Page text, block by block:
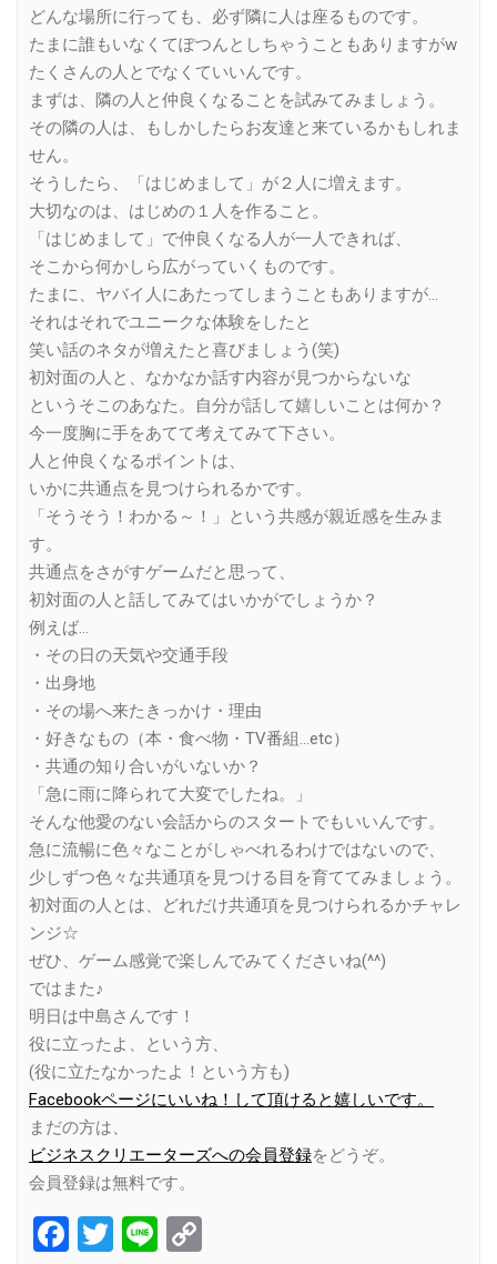
どんな場所に行っても、必ず隣に人は座るものです。
たまに誰もいなくてぽつんとしちゃうこともありますがw
たくさんの人とでなくていいんです。
まずは、隣の人と仲良くなることを試みてみましょう。
その隣の人は、もしかしたらお友達と来ているかもしれま
せん。
そうしたら、「はじめまして」が２人に増えます。
大切なのは、はじめの１人を作ること。
「はじめまして」で仲良くなる人が一人できれば、
そこから何かしら広がっていくものです。
たまに、ヤバイ人にあたってしまうこともありますが…
それはそれでユニークな体験をしたと
笑い話のネタが増えたと喜びましょう(笑)
初対面の人と、なかなか話す内容が見つからないな
というそこのあなた。自分が話して嬉しいことは何か？
今一度胸に手をあてて考えてみて下さい。
人と仲良くなるポイントは、
いかに共通点を見つけられるかです。
「そうそう！わかる～！」という共感が親近感を生みま
す。
共通点をさがすゲームだと思って、
初対面の人と話してみてはいかがでしょうか？
例えば…
・その日の天気や交通手段
・出身地
・その場へ来たきっかけ・理由
・好きなもの（本・食べ物・TV番組…etc）
・共通の知り合いがいないか？
「急に雨に降られて大変でしたね。」
そんな他愛のない会話からのスタートでもいいんです。
急に流暢に色々なことがしゃべれるわけではないので、
少しずつ色々な共通項を見つける目を育ててみましょう。
初対面の人とは、どれだけ共通項を見つけられるかチャレ
ンジ☆
ぜひ、ゲーム感覚で楽しんでみてくださいね(^^)
ではまた♪
明日は中島さんです！
役に立ったよ、という方、
(役に立たなかったよ！という方も)
Facebookページにいいね！して頂けると嬉しいです。
まだの方は、
ビジネスクリエーターズへの会員登録をどうぞ。
会員登録は無料です。
Facebook
Twitter
Line